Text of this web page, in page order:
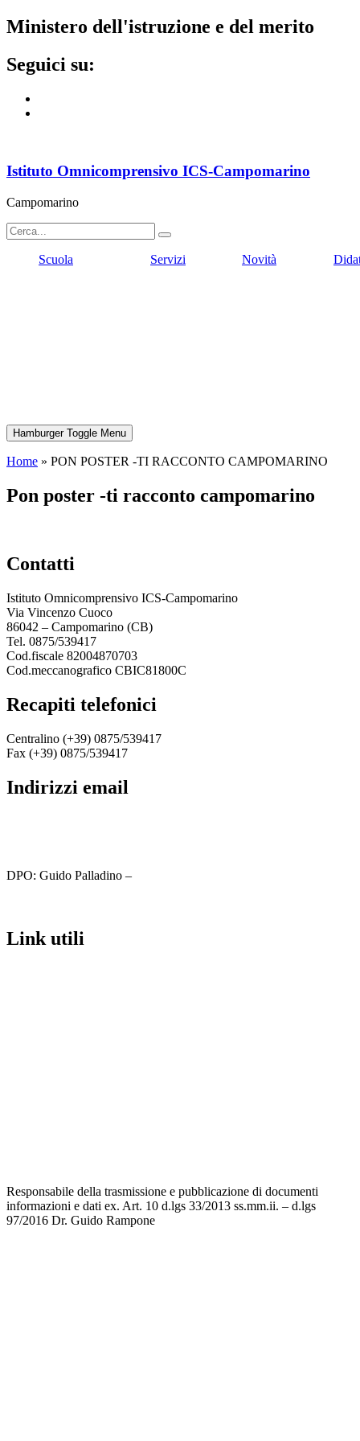
ministero dell'istruzione e del merito
seguici su:
Istituto Omnicomprensivo ICS-Campomarino
Campomarino
Scuola Servizi Novità
Hamburger Toggle Menu
Home » PON POSTER -TI RACCONTO CAMPOMARINO
pon poster -ti racconto campomarino
contatti
Istituto Omnicomprensivo ICS-Campomarino
Via Vincenzo Cuoco
86042 – Campomarino (CB)
Tel. 0875/539417
Cod.fiscale 82004870703
Cod.meccanografico CBIC81800C
recapiti telefonici
Centralino (+39) 0875/539417
Fax (+39) 0875/539417
indirizzi email
DPO: Guido Palladino –
link utili
Responsabile della trasmissione e pubblicazione di documenti
informazioni e dati ex. Art. 10 d.lgs 33/2013 ss.mm.ii. – d.lgs
97/2016 Dr. Guido Rampone